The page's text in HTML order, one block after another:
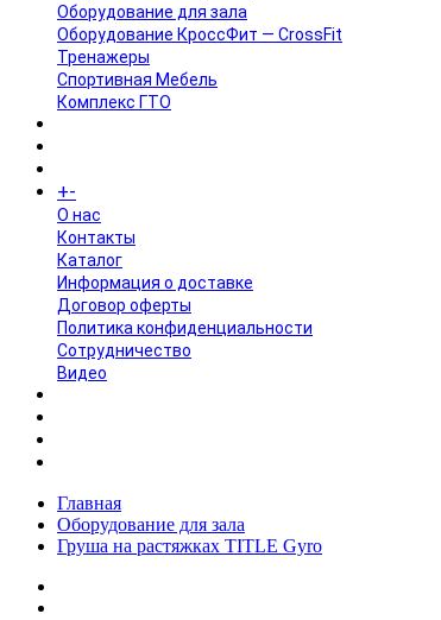
Оборудование для зала
Оборудование КроссФит — CrossFit
Тренажеры
Спортивная Мебель
Комплекс ГТО
+-
O нас
Контакты
Каталог
Информация о доставке
Договор оферты
Политика конфиденциальности
Сотрудничество
Видео
Главная
Оборудование для зала
Груша на растяжках TITLE Gyro